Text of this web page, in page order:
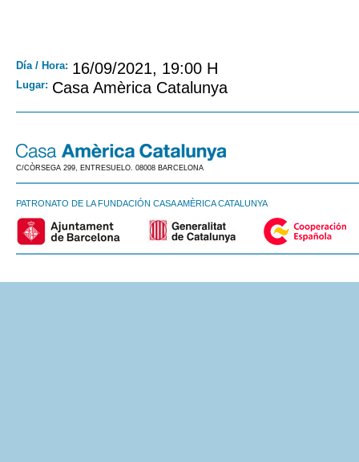
Día / Hora: 16/09/2021, 19:00 H
Lugar: Casa Amèrica Catalunya
C/CÒRSEGA 299, ENTRESUELO. 08008 BARCELONA
PATRONATO DE LA FUNDACIÓN CASA AMÈRICA CATALUNYA